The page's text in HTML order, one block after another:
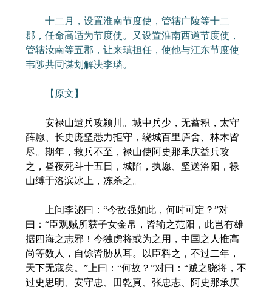
十二月，设置淮南节度使，管辖广陵等十二
郡，任命高适为节度使。又设置淮南西道节度使，
管辖汝南等五郡，让来瑱担任，使他与江东节度使
韦陟共同谋划解决李璘。
【原文】
安禄山遣兵攻颍川。城中兵少，无蓄积，太守
薛愿、长史庞坚悉力拒守，绕城百里庐舍、林木皆
尽。期年，救兵不至，禄山使阿史那承庆益兵攻
之，昼夜死斗十五日，城陷，执愿、坚送洛阳，禄
山缚于洛滨冰上，冻杀之。
上问李泌曰：“今敌强如此，何时可定？”对
曰：“臣观贼所获子女金帛，皆输之范阳，此岂有雄
据四海之志邪！今独虏将或为之用，中国之人惟高
尚等数人，自馀皆胁从耳。以臣料之，不过二年，
天下无寇矣。”上曰：“何故？”对曰：“贼之骁将，不
过史思明、安守忠、田乾真、张忠志、阿史那承庆